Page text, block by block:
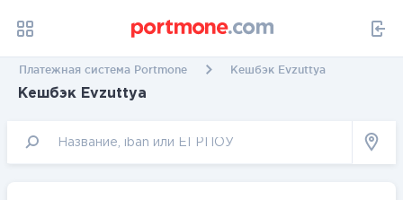
Платежная система Portmone Кешбэк Evzuttya
Кешбэк Evzuttya